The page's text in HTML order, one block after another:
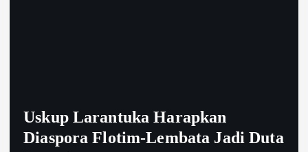
Uskup Larantuka Harapkan
Diaspora Flotim-Lembata Jadi Duta